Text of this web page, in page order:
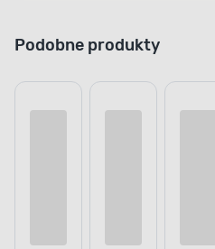
Podobne produkty
Cena online